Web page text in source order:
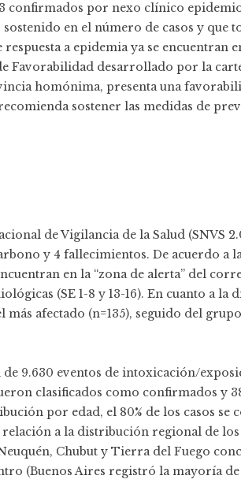
confirmados por nexo clínico
en el número de casos y que
a epidemia ya se encuentran
Favorabilidad desarrollado por la
homónima, presenta una
sostener las medidas de
de Vigilancia de la Salud (SNVS
y 4 fallecimientos. De acuerdo a
en la “zona de alerta” del
(SE 1-8 y 13-16). En cuanto a
más afectado (n=135), seguido del
9.630 eventos de intoxicación/
clasificados como confirmados y
por edad, el 80% de los casos se
relación a la distribución regional de los
Chubut y Tierra del Fuego
(Buenos Aires registró la mayoría de